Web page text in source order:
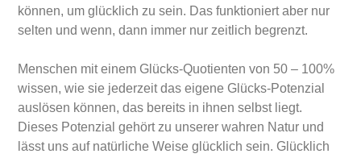
können, um glücklich zu sein. Das funktioniert aber nur
selten und wenn, dann immer nur zeitlich begrenzt.
Menschen mit einem Glücks-Quotienten von 50 – 100%
wissen, wie sie jederzeit das eigene Glücks-Potenzial
auslösen können, das bereits in ihnen selbst liegt.
Dieses Potenzial gehört zu unserer wahren Natur und
lässt uns auf natürliche Weise glücklich sein. Glücklich